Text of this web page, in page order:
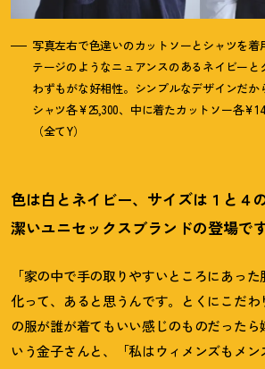
写真左右で色違いのカットソーとシャツを着
テージのようなニュアンスのあるネイビー
わずもがな好相性。シンプルなデザインだか
シャツ各¥25,300、中に着たカットソー各
（全てY）
色は白とネイビー、サイズは１と４
潔いユニセックスブランドの登場で
「家の中で手の取りやすいところにあっ
化って、あると思うんです。とくにこだわ
の服が誰が着てもいい感じのものだったら
いう金子さんと、「私はウィメンズもメン